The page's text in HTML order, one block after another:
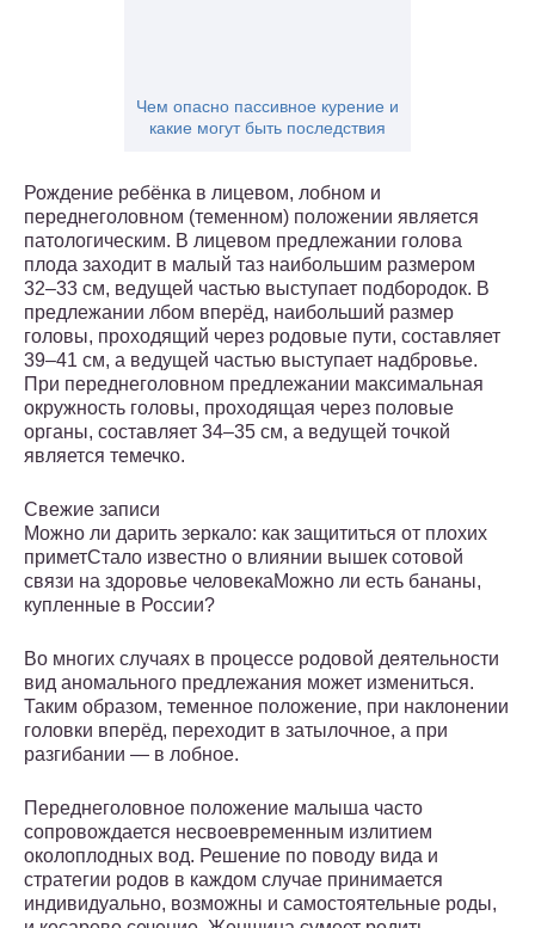
Чем опасно пассивное курение и
какие могут быть последствия
Рождение ребёнка в лицевом, лобном и
переднеголовном (теменном) положении является
патологическим. В лицевом предлежании голова
плода заходит в малый таз наибольшим размером
32–33 см, ведущей частью выступает подбородок. В
предлежании лбом вперёд, наибольший размер
головы, проходящий через родовые пути, составляет
39–41 см, а ведущей частью выступает надбровье.
При переднеголовном предлежании максимальная
окружность головы, проходящая через половые
органы, составляет 34–35 см, а ведущей точкой
является темечко.
Свежие записи
Можно ли дарить зеркало: как защититься от плохих
приметСтало известно о влиянии вышек сотовой
связи на здоровье человекаМожно ли есть бананы,
купленные в России?
Во многих случаях в процессе родовой деятельности
вид аномального предлежания может измениться.
Таким образом, теменное положение, при наклонении
головки вперёд, переходит в затылочное, а при
разгибании — в лобное.
Переднеголовное положение малыша часто
сопровождается несвоевременным излитием
околоплодных вод. Решение по поводу вида и
стратегии родов в каждом случае принимается
индивидуально, возможны и самостоятельные роды,